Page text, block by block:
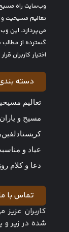
وب‌سایت راه
تعالیم مسیحیت
می‌پردازد. این
گسترده از
اختیار کاربران
دسته
تعالیم
مسیح و یاران
عیاد و
دعا و کلام
تماس با
کاربران
شده در زیر و